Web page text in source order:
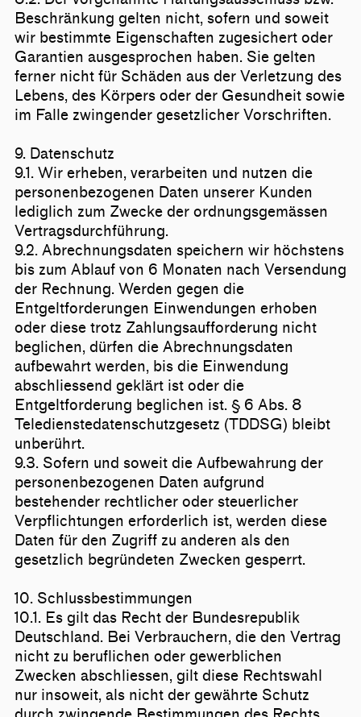
Beschränkung gelten nicht, sofern und soweit
wir bestimmte Eigenschaften zugesichert oder
Garantien ausgesprochen haben. Sie gelten
ferner nicht für Schäden aus der Verletzung des
Lebens, des Körpers oder der Gesundheit sowie
im Falle zwingender gesetzlicher Vorschriften.
9. Datenschutz
9.1. Wir erheben, verarbeiten und nutzen die
personenbezogenen Daten unserer Kunden
lediglich zum Zwecke der ordnungsgemässen
Vertragsdurchführung.
9.2. Abrechnungsdaten speichern wir höchstens
bis zum Ablauf von 6 Monaten nach Versendung
der Rechnung. Werden gegen die
Entgeltforderungen Einwendungen erhoben
oder diese trotz Zahlungsaufforderung nicht
beglichen, dürfen die Abrechnungsdaten
aufbewahrt werden, bis die Einwendung
abschliessend geklärt ist oder die
Entgeltforderung beglichen ist. § 6 Abs. 8
Teledienstedatenschutzgesetz (TDDSG) bleibt
unberührt.
9.3. Sofern und soweit die Aufbewahrung der
personenbezogenen Daten aufgrund
bestehender rechtlicher oder steuerlicher
Verpflichtungen erforderlich ist, werden diese
Daten für den Zugriff zu anderen als den
gesetzlich begründeten Zwecken gesperrt.
10. Schlussbestimmungen
10.1. Es gilt das Recht der Bundesrepublik
Deutschland. Bei Verbrauchern, die den Vertrag
nicht zu beruflichen oder gewerblichen
Zwecken abschliessen, gilt diese Rechtswahl
nur insoweit, als nicht der gewährte Schutz